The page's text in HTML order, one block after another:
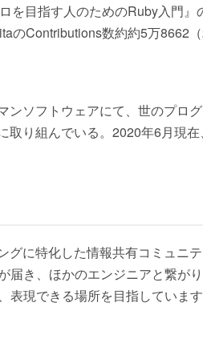
を目指す人のためのRuby入門』
のContributions数約約5万8662
ソフトウェアにて、世のプロ
取り組んでいる。2020年6月現
に特化した情報共有コミュニテ
き、ほかのエンジニアと繋が
現できる場所を目指しています